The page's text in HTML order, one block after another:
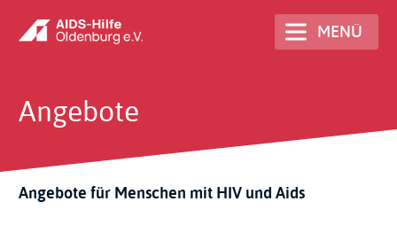
Direkt
zum
MENÜ
Angebote
Angebote für Menschen mit HIV und Aids